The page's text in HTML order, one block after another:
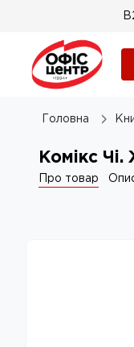
Головна
Комікс
Про товар